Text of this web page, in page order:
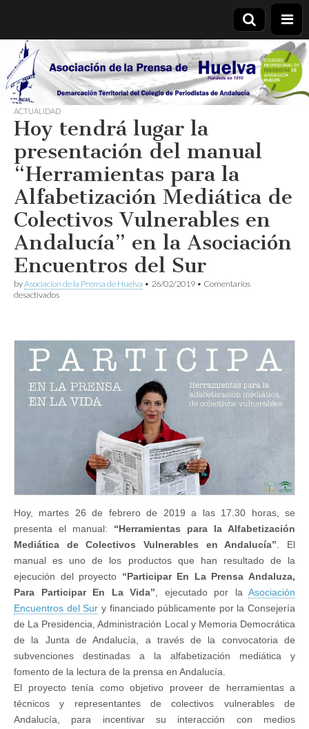
Asociación
de la
Prensa de
Huelva
ACTUALIDAD
Hoy tendrá lugar la
presentación del manual
“Herramientas para la
Alfabetización Mediática de
Colectivos Vulnerables en
Andalucía” en la Asociación
Encuentros del Sur
byAsociacion de la Prensa de Huelva • 26/02/2019 • Comentarios
desactivadosen
la
presentación
del
manual
“Herramientas
para
la
de
Vulnerables
Andalucía”
en
Asociación
Encuentros
Sur
Hoy, martes 26 de febrero de 2019 a las 17.30 horas, se
presenta el manual: “Herramientas para la Alfabetización
Mediática de Colectivos Vulnerables en Andalucía”. El
manual es uno de los productos que han resultado de la
ejecución del proyecto “Participar En La Prensa Andaluza,
Para Participar En La Vida”, ejecutado por la Asociación
Encuentros del Sur y financiado públicamente por la Consejería
de La Presidencia, Administración Local y Memoria Democrática
de la Junta de Andalucía, a través de la convocatoria de
subvenciones destinadas a la alfabetización mediática y
fomento de la lectura de la prensa en Andalucía.
El proyecto tenía como objetivo proveer de herramientas a
técnicos y representantes de colectivos vulnerables de
Andalucía, para incentivar su interacción con medios